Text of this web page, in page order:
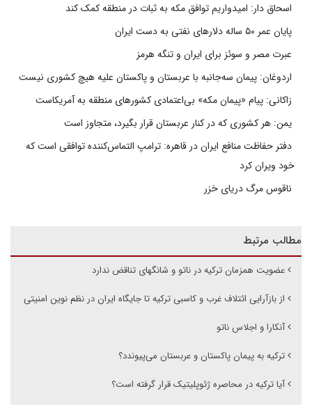
اسحاق دار: امیدواریم توافق مکه به ثبات در منطقه کمک کند
پایان عمر ۵۰ ساله دلارهای نفتی به دست ایران
عبرت مصر و سوئز برای ایران و تنگه هرمز
اردوغان: پیمان سه‌جانبه با عربستان و پاکستان علیه هیچ کشوری نیست
زاکانی: پیام «پیمان مکه» بی‌اعتمادی کشورهای منطقه به آمریکاست
یمن: هر کشوری که در کنار عربستان قرار بگیرد، متجاوز است
دفتر حفاظت منافع ایران در قاهره: ترامپ التماس‌کننده توافقی است که
خود ویران کرد
ناقوس مرگ دریای خزر
مطالب مرتبط
عضویت همزمان ترکیه در ناتو و شانگهای تناقض ندارد
از بازآرایی ائتلاف غرب و کاسبی ترکیه تا جایگاه ایران در نظم نوین امنیتی
آنکارا و اجلاس ناتو
ترکیه به پیمان پاکستان و عربستان می‌پیوندد؟
آیا ترکیه در محاصره ژئوپلیتیک قرار گرفته است؟